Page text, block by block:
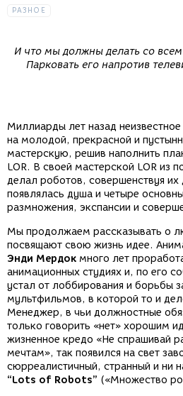
РАЗНОЕ
И что мы должны делать со
Парковать его напротив
Миллиарды лет назад
на молодой, прекрасной и
мастерскую, решив наполнить
LOR. В своей мастерской LOR из
делал роботов, совершенствуя их
появлялась душа и четыре
размножения, экспансии и
Мы продолжаем рассказывать о
посвящают свою жизнь идее.
Энди Мердок много лет
анимационных студиях и, по его
устал от лоббирования и борьбы
мультфильмов, в которой то и
Менеджер, в чьи должностные
только говорить «нет» хорошим
жизненное кредо «Не спрашивай
мечтам», так появился на свет
сюрреалистичный, странный и ни
“Lots of Robots” («Множество